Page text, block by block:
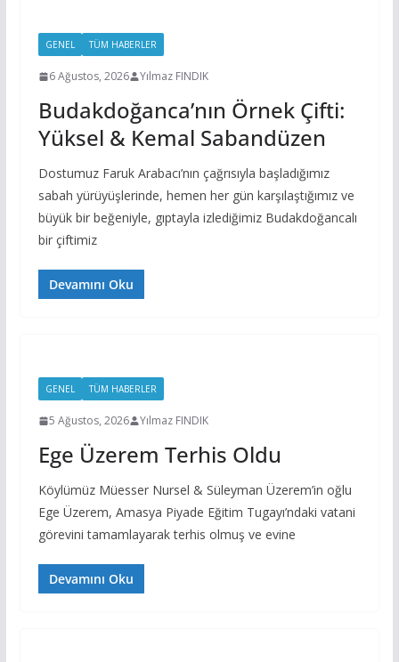
GENEL TÜM HABERLER
6 Ağustos, 2026 Yılmaz FINDIK
Budakdoğanca’nın Örnek Çifti:
Yüksel & Kemal Sabandüzen
Dostumuz Faruk Arabacı’nın çağrısıyla başladığımız
sabah yürüyüşlerinde, hemen her gün karşılaştığımız ve
büyük bir beğeniyle, gıptayla izlediğimiz Budakdoğancalı
bir çiftimiz
Devamını Oku
GENEL TÜM HABERLER
5 Ağustos, 2026 Yılmaz FINDIK
Ege Üzerem Terhis Oldu
Köylümüz Müesser Nursel & Süleyman Üzerem’in oğlu
Ege Üzerem, Amasya Piyade Eğitim Tugayı’ndaki vatani
görevini tamamlayarak terhis olmuş ve evine
Devamını Oku